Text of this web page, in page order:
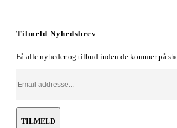
Tilmeld Nyhedsbrev
Få alle nyheder og tilbud inden de kommer på